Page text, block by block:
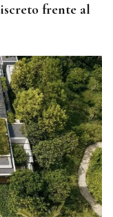
frente al